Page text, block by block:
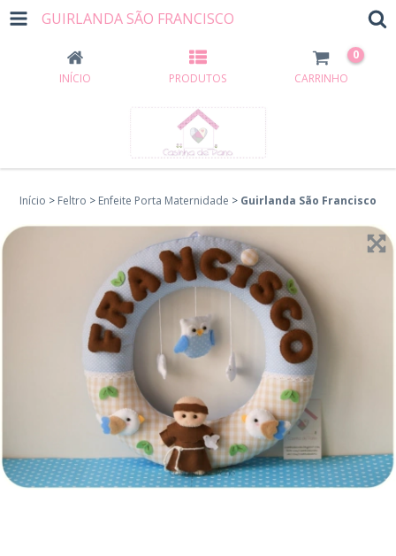
GUIRLANDA SÃO FRANCISCO
INÍCIO PRODUTOS CARRINHO
0
Início > Feltro > Enfeite Porta Maternidade > Guirlanda São Francisco